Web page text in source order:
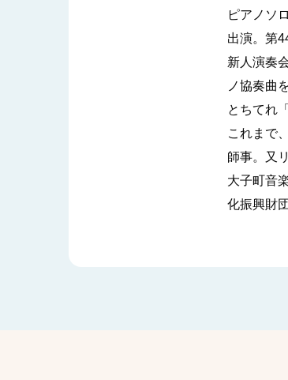
ピアノソ
出演。第
新人演奏
ノ協奏曲
とちてれ
これまで
師事。又
大子町音
化振興財